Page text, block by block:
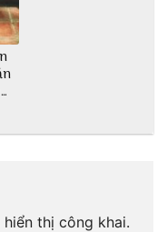
thị công khai.